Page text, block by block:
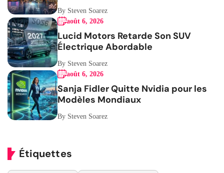
Femmes
By Steven Soarez
août 6, 2026
Lucid Motors Retarde Son SUV
Électrique Abordable
By Steven Soarez
août 6, 2026
Sanja Fidler Quitte Nvidia pour les
Modèles Mondiaux
By Steven Soarez
Étiquettes